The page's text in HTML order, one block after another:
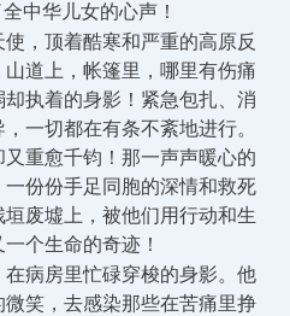
全中华儿女的心声！
，顶着酷寒和严重的高原反
道上，帐篷里，哪里有伤痛
执着的身影！紧急包扎、消
一切都在有条不紊地进行。
重愈千钧！那一声声暖心的
份份手足同胞的深情和救死
废墟上，被他们用行动和生
个生命的奇迹！
病房里忙碌穿梭的身影。他
笑，去感染那些在苦痛里挣